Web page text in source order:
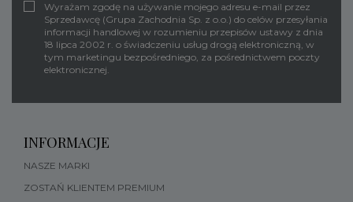
Wyrażam zgodę na używanie mojego adresu e-mail przez
Sprzedawcę (Grupa Zachodnia Sp. z o.o.) do celów przesyłania
informacji handlowej w rozumieniu przepisów ustawy z dnia
18 lipca 2002 r. o świadczeniu usług drogą elektroniczną, w
tym marketingu bezpośredniego, za pośrednictwem poczty
elektronicznej.
INFORMACJE
NASZE MARKI
ZOSTAŃ KLIENTEM PREMIUM